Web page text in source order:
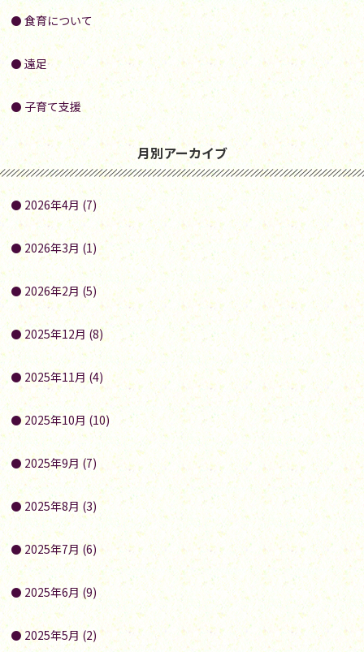
食育について
遠足
子育て支援
月別アーカイブ
2026年4月 (7)
2026年3月 (1)
2026年2月 (5)
2025年12月 (8)
2025年11月 (4)
2025年10月 (10)
2025年9月 (7)
2025年8月 (3)
2025年7月 (6)
2025年6月 (9)
2025年5月 (2)